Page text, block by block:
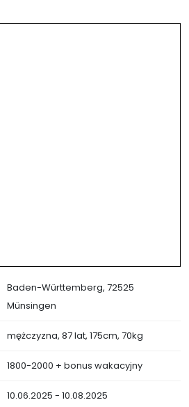
Baden-Württemberg, 72525
Münsingen
mężczyzna, 87 lat, 175cm, 70kg
1800-2000 + bonus wakacyjny
10.06.2025 - 10.08.2025